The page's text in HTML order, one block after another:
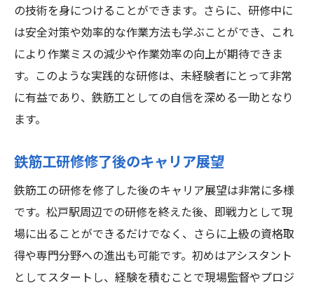
の技術を身につけることができます。さらに、研修中に
は安全対策や効率的な作業方法も学ぶことができ、これ
により作業ミスの減少や作業効率の向上が期待できま
す。このような実践的な研修は、未経験者にとって非常
に有益であり、鉄筋工としての自信を深める一助となり
ます。
鉄筋工研修修了後のキャリア展望
鉄筋工の研修を修了した後のキャリア展望は非常に多様
です。松戸駅周辺での研修を終えた後、即戦力として現
場に出ることができるだけでなく、さらに上級の資格取
得や専門分野への進出も可能です。初めはアシスタント
としてスタートし、経験を積むことで現場監督やプロジ